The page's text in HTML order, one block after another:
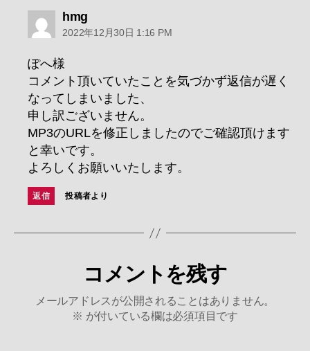
hmgの
発
2022年12月30日 1:16 PM
ぽへ様
コメント頂いていたことを気づかず返信が遅く
なってしまいました、
申し訳ございません。
MP3のURLを修正しましたのでご確認頂けます
と幸いです。
よろしくお願いいたします。
返信 投稿者より
コメントを残す
メールアドレスが公開されることはありません。
※ が付いている欄は必須項目です